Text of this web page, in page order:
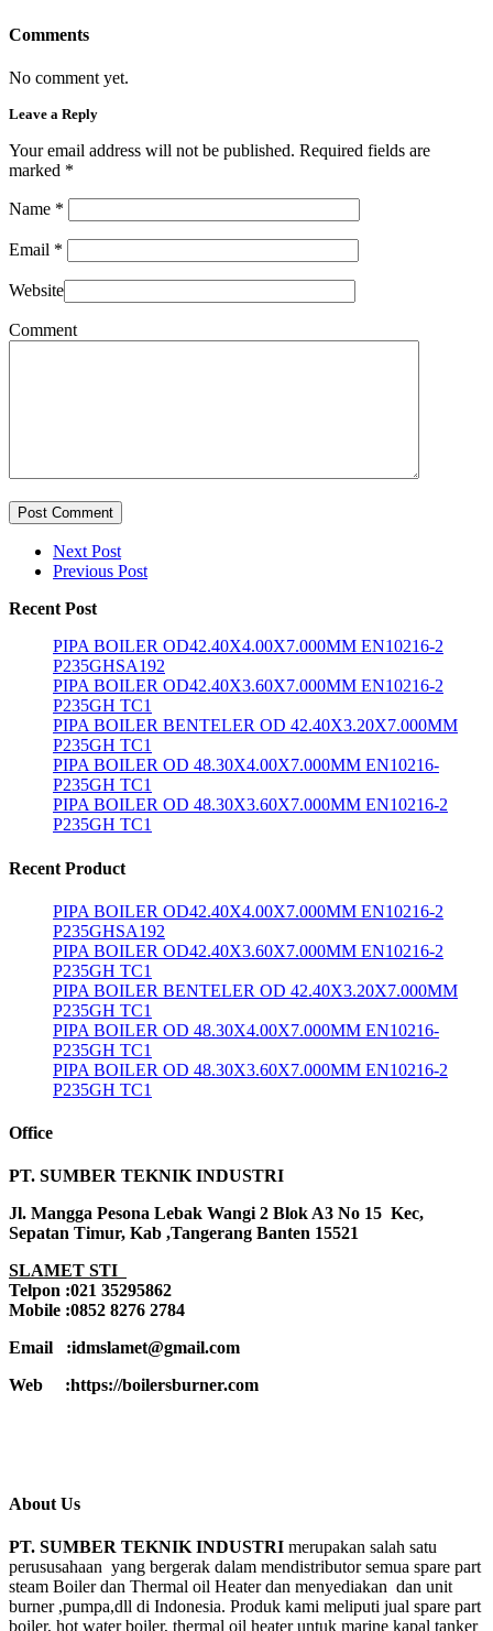
Comments
No comment yet.
Leave a Reply
Your email address will not be published. Required fields are
marked *
Name *
Email *
Website
Comment
Post Comment
Next Post
Previous Post
Recent Post
PIPA BOILER OD42.40X4.00X7.000MM EN10216-2
P235GHSA192
PIPA BOILER OD42.40X3.60X7.000MM EN10216-2
P235GH TC1
PIPA BOILER BENTELER OD 42.40X3.20X7.000MM
P235GH TC1
PIPA BOILER OD 48.30X4.00X7.000MM EN10216-
P235GH TC1
PIPA BOILER OD 48.30X3.60X7.000MM EN10216-2
P235GH TC1
Recent Product
PIPA BOILER OD42.40X4.00X7.000MM EN10216-2
P235GHSA192
PIPA BOILER OD42.40X3.60X7.000MM EN10216-2
P235GH TC1
PIPA BOILER BENTELER OD 42.40X3.20X7.000MM
P235GH TC1
PIPA BOILER OD 48.30X4.00X7.000MM EN10216-
P235GH TC1
PIPA BOILER OD 48.30X3.60X7.000MM EN10216-2
P235GH TC1
Office
PT. SUMBER TEKNIK INDUSTRI
Jl. Mangga Pesona Lebak Wangi 2 Blok A3 No 15 Kec,
Sepatan Timur, Kab ,Tangerang Banten 15521
SLAMET STI
Telpon :021 35295862
Mobile :0852 8276 2784
Email :idmslamet@gmail.com
Web :https://boilersburner.com
About Us
PT. SUMBER TEKNIK INDUSTRI merupakan salah satu
perususahaan yang bergerak dalam mendistributor semua spare part
steam Boiler dan Thermal oil Heater dan menyediakan dan unit
burner ,pumpa,dll di Indonesia. Produk kami meliputi jual spare part
boiler, hot water boiler, thermal oil heater untuk marine kapal tanker